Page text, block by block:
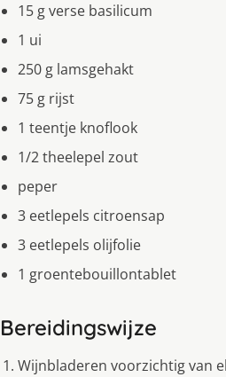
15 g verse basilicum
1 ui
250 g lamsgehakt
75 g rijst
1 teentje knoflook
1/2 theelepel zout
peper
3 eetlepels citroensap
3 eetlepels olijfolie
1 groentebouillontablet
Bereidingswijze
Wijnbladeren voorzichtig van